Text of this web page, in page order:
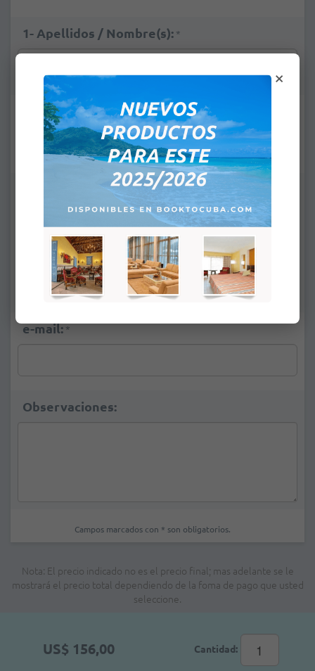
1- Apellidos / Nombre(s): *
2- Apellidos / Nombre(s):*
Política de Niños (compartiendo habitación
con 2 adultos):
Ninguno
Infantes de 0 a 1,99 años: Gratis
1 niño de 2 a 12,99 años:+US$39.00
2 niños de 2 a 12,99 años:+US$78.00
e-mail: *
Observaciones:
Campos marcados con * son obligatorios.
Nota: El precio indicado no es el precio final; mas adelante se le
mostrará el precio total dependiendo de la foma de pago que usted
seleccione.
US$ 156,00 Cantidad:
×